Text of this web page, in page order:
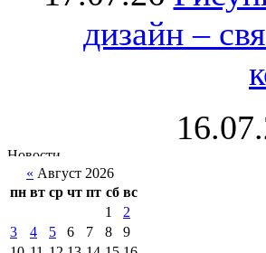
дизайн –
« Август 2026
пн вт ср чт пт сб вс
1
2
3
4 5 6 7 8
9